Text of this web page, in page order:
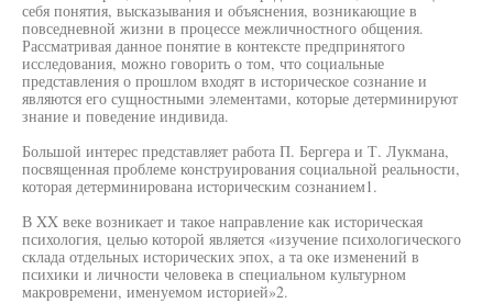
себя понятия, высказывания и объяснения, возникающие в
повседневной жизни в процессе межличностного общения.
Рассматривая данное понятие в контексте предпринятого
исследования, можно говорить о том, что социальные
представления о прошлом входят в историческое сознание и
являются его сущностными элементами, которые детерминируют
знание и поведение индивида.
Большой интерес представляет работа П. Бергера и Т. Лукмана,
посвященная проблеме конструирования социальной реальности,
которая детерминирована историческим сознанием1.
В XX веке возникает и такое направление как историческая
психология, целью которой является «изучение психологического
склада отдельных исторических эпох, а та оке изменений в
психики и личности человека в специальном культурном
макровремени, именуемом историей»2.